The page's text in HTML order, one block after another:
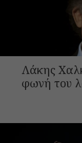
Λάκης
φωνή του